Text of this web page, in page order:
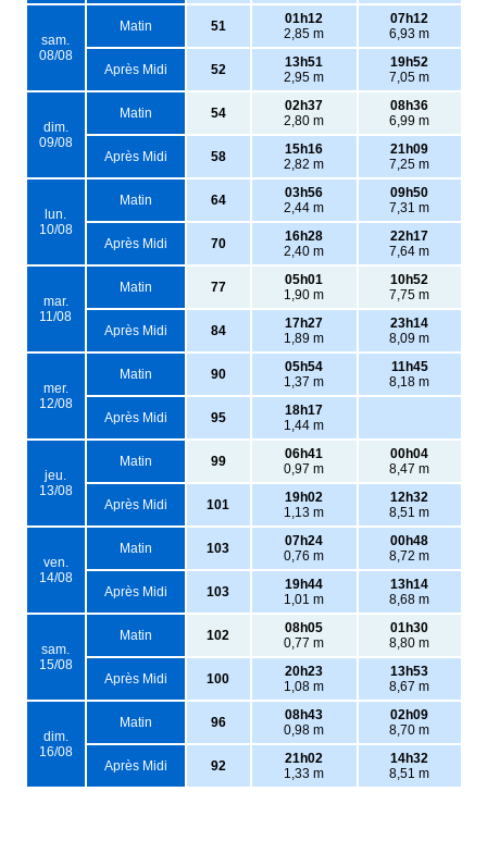
sam.
08/08
Matin 51
01h12
2,85 m
07h12
6,93 m
Après Midi 52
13h51
2,95 m
19h52
7,05 m
dim.
09/08
Matin 54
02h37
2,80 m
08h36
6,99 m
Après Midi 58
15h16
2,82 m
21h09
7,25 m
lun.
10/08
Matin 64
03h56
2,44 m
09h50
7,31 m
Après Midi 70
16h28
2,40 m
22h17
7,64 m
mar.
11/08
Matin 77
05h01
1,90 m
10h52
7,75 m
Après Midi 84
17h27
1,89 m
23h14
8,09 m
mer.
12/08
Matin 90
05h54
1,37 m
11h45
8,18 m
Après Midi 95
18h17
1,44 m
jeu.
13/08
Matin 99
06h41
0,97 m
00h04
8,47 m
Après Midi 101
19h02
1,13 m
12h32
8,51 m
ven.
14/08
Matin 103
07h24
0,76 m
00h48
8,72 m
Après Midi 103
19h44
1,01 m
13h14
8,68 m
sam.
15/08
Matin 102
08h05
0,77 m
01h30
8,80 m
Après Midi 100
20h23
1,08 m
13h53
8,67 m
dim.
16/08
Matin 96
08h43
0,98 m
02h09
8,70 m
Après Midi 92
21h02
1,33 m
14h32
8,51 m